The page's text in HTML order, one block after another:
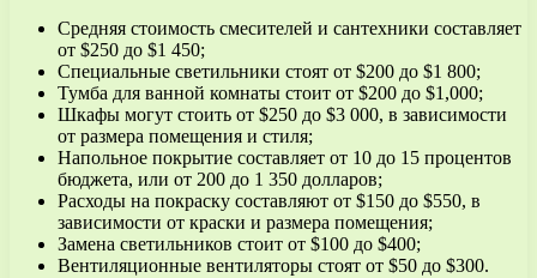
Средняя стоимость смесителей и сантехники составляет
от $250 до $1 450;
Специальные светильники стоят от $200 до $1 800;
Тумба для ванной комнаты стоит от $200 до $1,000;
Шкафы могут стоить от $250 до $3 000, в зависимости
от размера помещения и стиля;
Напольное покрытие составляет от 10 до 15 процентов
бюджета, или от 200 до 1 350 долларов;
Расходы на покраску составляют от $150 до $550, в
зависимости от краски и размера помещения;
Замена светильников стоит от $100 до $400;
Вентиляционные вентиляторы стоят от $50 до $300.